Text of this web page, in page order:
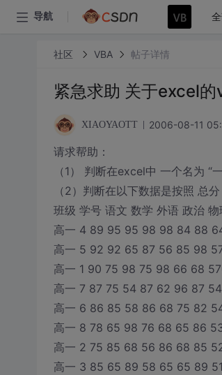
导航
社区 VBA 帖子详情
紧急求助 关于excel
XIAOYAOTT 2006-08-11
请求帮助：
（1） 判断在excel中 一个名为 “
（2）判断在以下数据是按照 总
班级 学号 语文 数学 外语 政治
高一 4 89 95 95 98 98 84 88
高一 5 92 92 65 87 56 85 98
高一 1 90 75 98 75 98 66 68
高一 7 87 75 54 87 62 96 87
高一 6 86 85 58 86 68 75 82
高一 8 78 65 98 76 68 65 86
高一 2 75 85 68 56 86 68 85
高一 3 85 65 89 58 65 65 89